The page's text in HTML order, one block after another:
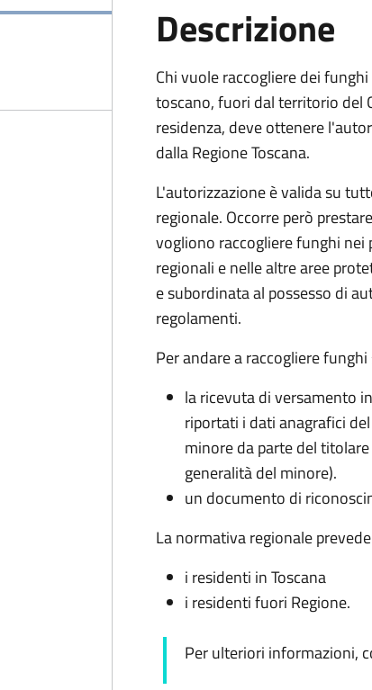
Descrizione
Chi vuole raccogliere dei
toscano, fuori dal territorio del
residenza, deve ottenere
dalla Regione Toscana.
L'autorizzazione è valida su
regionale. Occorre però
vogliono raccogliere funghi nei
regionali e nelle altre aree
e subordinata al possesso di
regolamenti.
Per andare a raccogliere
la ricevuta di versamento
riportati i dati anagrafici
minore da parte del
generalità del minore).
un documento di
La normativa regionale
i residenti in Toscana
i residenti fuori Regione.
Per ulteriori informazioni,